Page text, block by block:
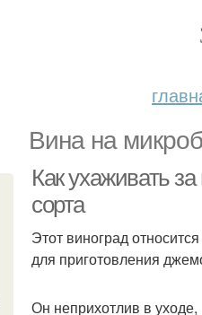
Вина на
Как ухаживать
сорта
Этот виноград
для приготовления
Он неприхотлив в